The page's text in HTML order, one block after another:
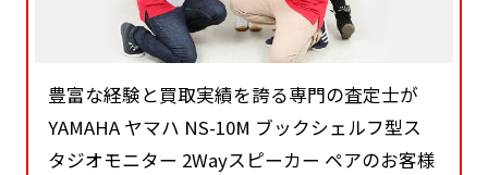
豊富な経験と買取実績を誇る専門の査定士が
YAMAHA ヤマハ NS-10M ブックシェルフ型ス
タジオモニター 2Wayスピーカー ペアのお客様